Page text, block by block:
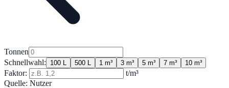
Tonnen
Schnellwahl:
100 L 500 L 1 m³ 3 m³ 5 m³ 7 m³ 10 m³
Faktor:
t/m³
Quelle: Nutzer